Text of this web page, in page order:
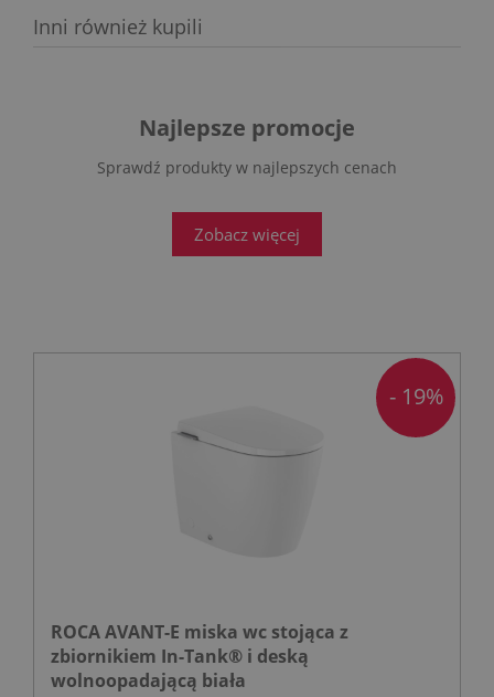
Inni również kupili
Najlepsze promocje
Sprawdź produkty w najlepszych cenach
Zobacz więcej
ROCA AVANT-E miska wc stojąca z
zbiornikiem In-Tank® i deską
wolnoopadającą biała
- 19%